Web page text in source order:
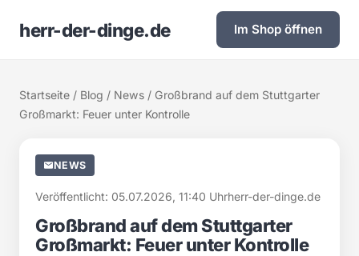
herr-der-dinge.de Im Shop öffnen
Startseite / Blog / News / Großbrand auf dem Stuttgarter
Großmarkt: Feuer unter Kontrolle
NEWS
Veröffentlicht: 05.07.2026, 11:40 Uhrherr-der-dinge.de
Großbrand auf dem Stuttgarter
Großmarkt: Feuer unter Kontrolle